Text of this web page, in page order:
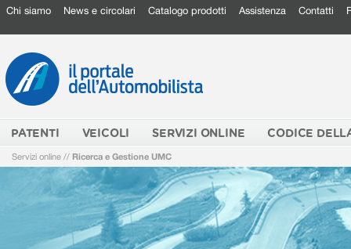
Chi siamo News e circolari Catalogo prodotti Assistenza Contatti
PATENTI VEICOLI SERVIZI ONLINE CODICE
Servizi online // Ricerca e Gestione UMC